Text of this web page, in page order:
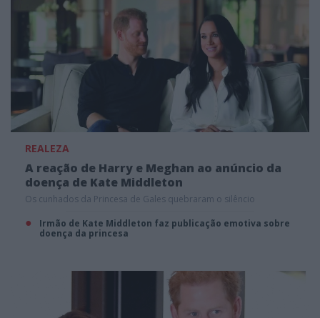
REALEZA
A reação de Harry e Meghan ao anúncio da
doença de Kate Middleton
Os cunhados da Princesa de Gales quebraram o silêncio
Irmão de Kate Middleton faz publicação emotiva sobre
doença da princesa